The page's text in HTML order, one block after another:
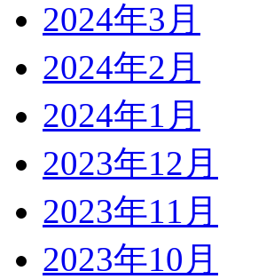
2024年3月
2024年2月
2024年1月
2023年12月
2023年11月
2023年10月